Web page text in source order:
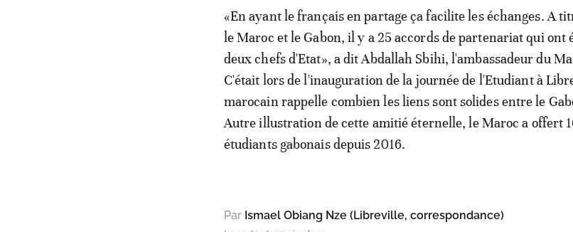
«En ayant le français en partage ça facilite les échanges. A
le Maroc et le Gabon, il y a 25 accords de partenariat qui ont
deux chefs d'Etat», a dit Abdallah Sbihi, l'ambassadeur du
C'était lors de l'inauguration de la journée de l'Etudiant à
marocain rappelle combien les liens sont solides entre le
Autre illustration de cette amitié éternelle, le Maroc a offert
étudiants gabonais depuis 2016.
Par Ismael Obiang Nze (Libreville, correspondance)